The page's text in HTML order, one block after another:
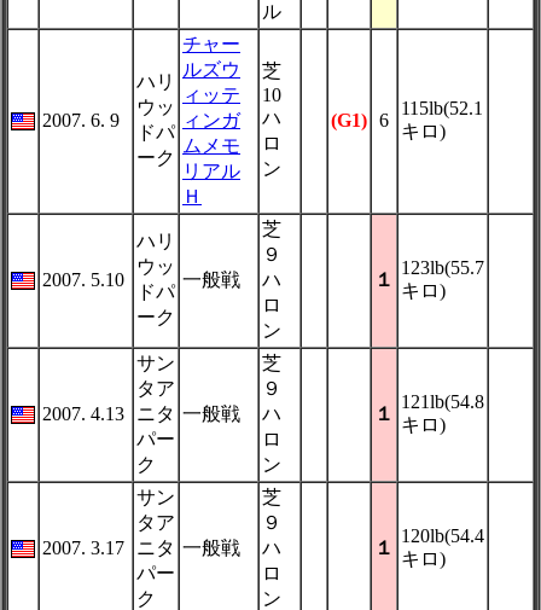
ル
2007. 6. 9
ハリ
ウッ
ドパ
ーク
チャー
ルズウ
ィッテ
ィンガ
ムメモ
リアル
Ｈ
芝
10
ハ
ロ
ン
(G1) 6
115lb(52.1
キロ)
2007. 5.10
ハリ
ウッ
ドパ
ーク
一般戦
芝
９
ハ
ロ
ン
１
123lb(55.7
キロ)
2007. 4.13
サン
タア
ニタ
パー
ク
一般戦
芝
９
ハ
ロ
ン
１
121lb(54.8
キロ)
2007. 3.17
サン
タア
ニタ
パー
ク
一般戦
芝
９
ハ
ロ
ン
１
120lb(54.4
キロ)